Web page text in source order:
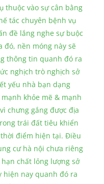
thuộc vào sự cân bằng
tác chuyên bệnh vụ
đề lắng nghe sự buộc
đó, nền móng này sẽ
thông tin quanh đó ra
nghịch trò nghịch sở
yếu nhà bạn dạng
khỏe mẽ & mạnh
chưng gắng được địa
trái đất tiêu khiển
điểm hiện tại. Điều
cư hà nội chưa riêng
chất lỏng lượng sở
hiện nay quanh đó ra